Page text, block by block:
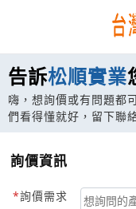
告訴松順實業
嗨，想詢價或有問題都
們看得懂就好，留下聯
詢價資訊
詢價需求